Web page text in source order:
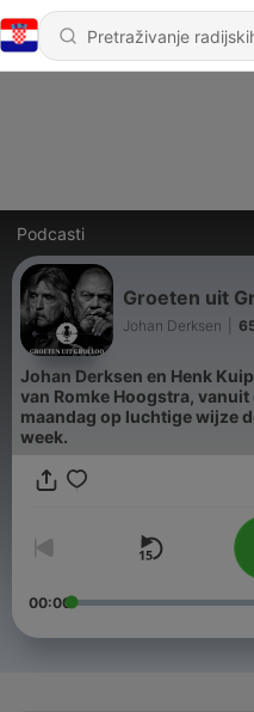
Podcasti
Groeten uit
Johan Derksen
Johan Derksen en Henk
van Romke Hoogstra,
maandag op luchtige wijze
week.
00:00